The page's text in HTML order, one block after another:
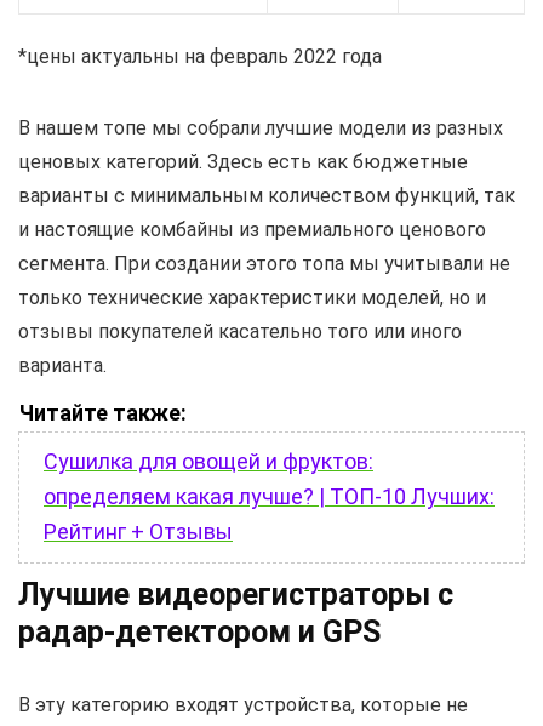
*цены актуальны на февраль 2022 года
В нашем топе мы собрали лучшие модели из разных
ценовых категорий. Здесь есть как бюджетные
варианты с минимальным количеством функций, так
и настоящие комбайны из премиального ценового
сегмента. При создании этого топа мы учитывали не
только технические характеристики моделей, но и
отзывы покупателей касательно того или иного
варианта.
Читайте также:
Сушилка для овощей и фруктов:
определяем какая лучше? | ТОП-10 Лучших:
Рейтинг + Отзывы
Лучшие видеорегистраторы с
радар-детектором и GPS
В эту категорию входят устройства, которые не